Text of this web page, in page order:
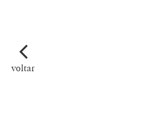
voltar